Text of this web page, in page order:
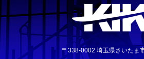
〒338-0002 埼玉県さいた